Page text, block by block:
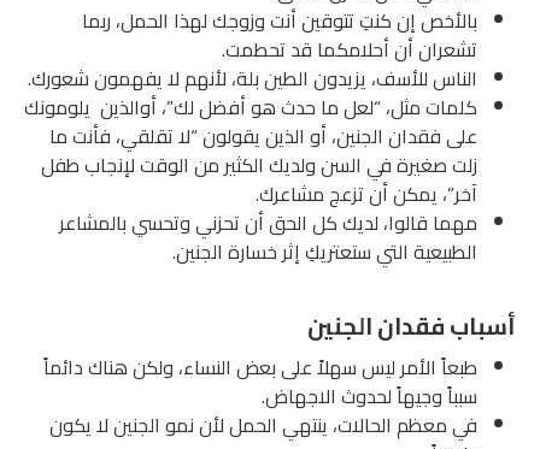
إن كنتِ تتوقين أنت وزوجك لهذا الحمل، ربما
أن أحلامكما قد تحطمت.
للأسف، يزيدون الطين بلة، لأنهم لا يفهمون شعورك.
مثل، “لعل ما حدث هو أفضل لك”، أوالذين يلومونك
فقدان الجنين، أو الذين يقولون “لا تقلقي، فأنت ما
صغيرة في السن ولديك الكثير من الوقت لإنجاب طفل
يمكن أن تزعج مشاعرك.
قالوا، لديك كل الحق أن تحزني وتحسي بالمشاعر
التي ستعتريكِ إثر خسارة الجنين.
الجنين
الأمر ليس سهلاً على بعض النساء، ولكن هناك دائماً
وجيهاً لحدوث الاجهاض.
الحالات، ينتهي الحمل لأن نمو الجنين لا يكون